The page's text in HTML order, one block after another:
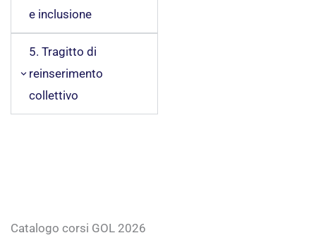
e inclusione
5. Tragitto di
reinserimento
collettivo
Catalogo corsi GOL 2026